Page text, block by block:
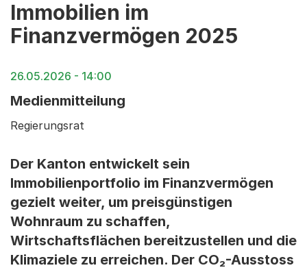
Immobilien im
Finanzvermögen 2025
26.05.2026 - 14:00
Medienmitteilung
Regierungsrat
Der Kanton entwickelt sein
Immobilienportfolio im Finanzvermögen
gezielt weiter, um preisgünstigen
Wohnraum zu schaffen,
Wirtschaftsflächen bereitzustellen und die
Klimaziele zu erreichen. Der CO₂-Ausstoss